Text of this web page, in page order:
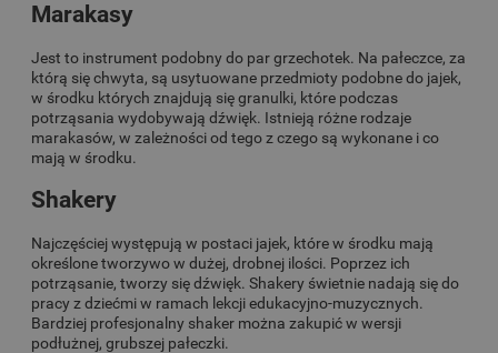
Marakasy
Jest to instrument podobny do par grzechotek. Na pałeczce, za
którą się chwyta, są usytuowane przedmioty podobne do jajek,
w środku których znajdują się granulki, które podczas
potrząsania wydobywają dźwięk. Istnieją różne rodzaje
marakasów, w zależności od tego z czego są wykonane i co
mają w środku.
Shakery
Najczęściej występują w postaci jajek, które w środku mają
określone tworzywo w dużej, drobnej ilości. Poprzez ich
potrząsanie, tworzy się dźwięk. Shakery świetnie nadają się do
pracy z dziećmi w ramach lekcji edukacyjno-muzycznych.
Bardziej profesjonalny shaker można zakupić w wersji
podłużnej, grubszej pałeczki.